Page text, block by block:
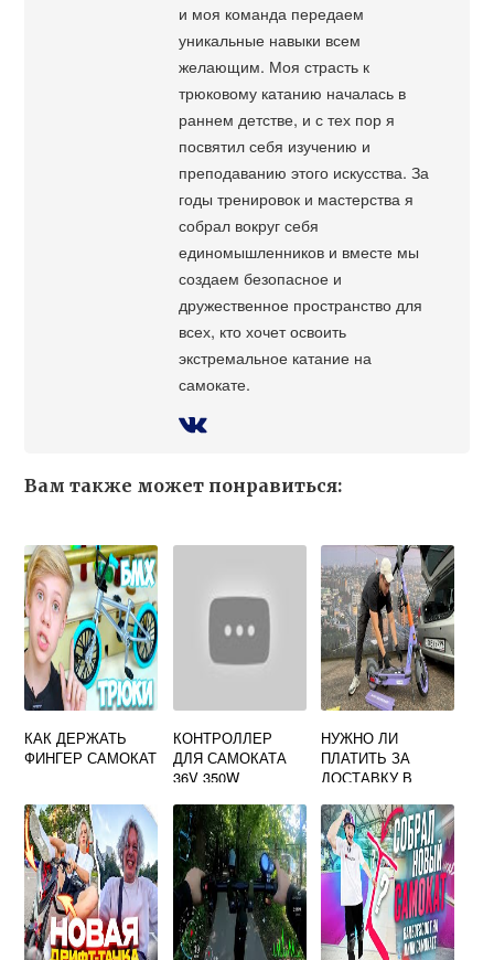
и моя команда передаем
уникальные навыки всем
желающим. Моя страсть к
трюковому катанию началась в
раннем детстве, и с тех пор я
посвятил себя изучению и
преподаванию этого искусства. За
годы тренировок и мастерства я
собрал вокруг себя
единомышленников и вместе мы
создаем безопасное и
дружественное пространство для
всех, кто хочет освоить
экстремальное катание на
самокате.
Вам также может понравиться:
КАК ДЕРЖАТЬ
ФИНГЕР САМОКАТ
КОНТРОЛЛЕР
ДЛЯ САМОКАТА
36V 350W
НУЖНО ЛИ
ПЛАТИТЬ ЗА
ДОСТАВКУ В